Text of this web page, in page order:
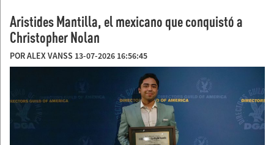
Aristides Mantilla, el mexicano que conquistó a
Christopher Nolan
POR ALEX VANSS 13-07-2026 16:56:45